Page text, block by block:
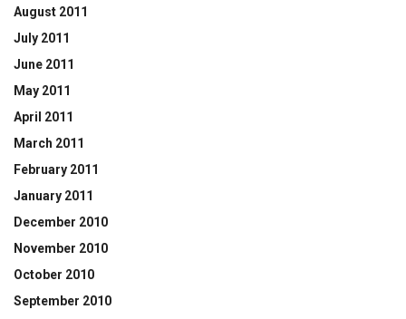
August 2011
July 2011
June 2011
May 2011
April 2011
March 2011
February 2011
January 2011
December 2010
November 2010
October 2010
September 2010